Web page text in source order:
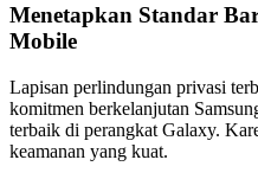
Menetapkan Standar
Mobile
Lapisan perlindungan privasi
komitmen berkelanjutan
terbaik di perangkat Galaxy.
keamanan yang kuat.